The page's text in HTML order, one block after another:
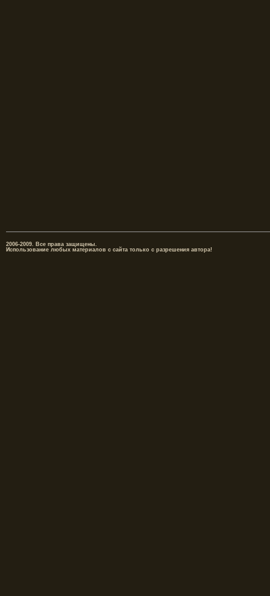
2006-2009. Все права защищены.
Использование любых материалов с сайта только с разрешения автора!